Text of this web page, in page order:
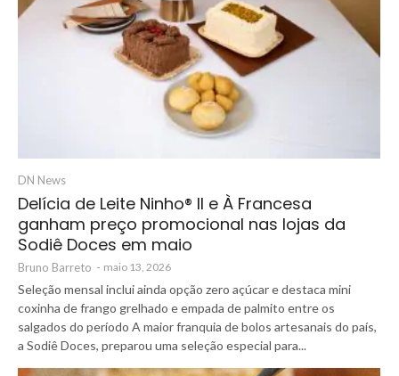
DN News
Delícia de Leite Ninho®️ II e À Francesa
ganham preço promocional nas lojas da
Sodiê Doces em maio
Bruno Barreto - maio 13, 2026
Seleção mensal inclui ainda opção zero açúcar e destaca mini
coxinha de frango grelhado e empada de palmito entre os
salgados do período A maior franquia de bolos artesanais do país,
a Sodiê Doces, preparou uma seleção especial para...